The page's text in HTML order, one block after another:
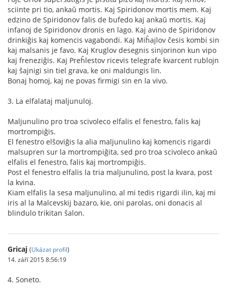
sciinte pri tio, ankaŭ mortis. Kaj Spiridonov mortis mem. Kaj
edzino de Spiridonov falis de bufedo kaj ankaŭ mortis. Kaj
infanoj de Spiridonov dronis en lago. Kaj avino de Spiridonov
drinkiĝis kaj komencis vagabondi. Kaj Miĥajlov ĉesis kombi sin
kaj malsanis je favo. Kaj Kruglov desegnis sinjorinon kun vipo
kaj freneziĝis. Kaj Preĥlestov ricevis telegrafe kvarcent rublojn
kaj ŝajnigi sin tiel grava, ke oni maldungis lin.
Bonaj homoj, kaj ne povas firmigi sin en la vivo.
3. La elfalataj maljunuloj.
Maljunulino pro troa scivoleco elfalis el fenestro, falis kaj
mortrompiĝis.
El fenestro elŝoviĝis la alia maljunulino kaj komencis rigardi
malsupren sur la mortrompiĝita, sed pro troa scivoleco ankaŭ
elfalis el fenestro, falis kaj mortrompiĝis.
Post el fenestro elfalis la tria maljunulino, post la kvara, post
la kvina.
Kiam elfalis la sesa maljunulino, al mi tedis rigardi ilin, kaj mi
iris al la Malcevskij bazaro, kie, oni parolas, oni donacis al
blindulo trikitan ŝalon.
Gricaj (Ukázat profil)
14. září 2015 8:56:19
4. Soneto.